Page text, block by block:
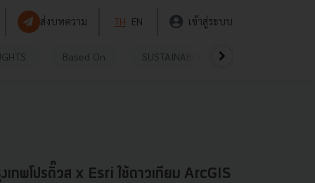
ส่งบทความ TH EN เข้าสู่ระบบ
Based On SUSTAINABLE
เทพโปรดิ๊วส x Esri ใช้ดาวเทียม ArcGIS